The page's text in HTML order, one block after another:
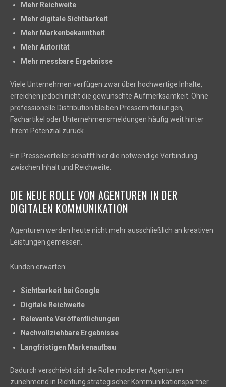
Mehr Reichweite
Mehr digitale Sichtbarkeit
Mehr Markenbekanntheit
Mehr Autorität
Mehr messbare Ergebnisse
Viele Unternehmen verfügen zwar über hochwertige Inhalte,
erreichen jedoch nicht die gewünschte Aufmerksamkeit. Ohne
professionelle Distribution bleiben Pressemitteilungen,
Fachartikel oder Unternehmensmeldungen häufig weit hinter
ihrem Potenzial zurück.
Ein Presseverteiler schafft hier die notwendige Verbindung
zwischen Inhalt und Reichweite.
DIE NEUE ROLLE VON AGENTUREN IN DER
DIGITALEN KOMMUNIKATION
Agenturen werden heute nicht mehr ausschließlich an kreativen
Leistungen gemessen.
Kunden erwarten:
Sichtbarkeit bei Google
Digitale Reichweite
Relevante Veröffentlichungen
Nachvollziehbare Ergebnisse
Langfristigen Markenaufbau
Dadurch verschiebt sich die Rolle moderner Agenturen
zunehmend in Richtung strategischer Kommunikationspartner.